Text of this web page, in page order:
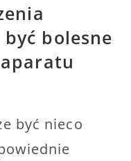
być bolesne
być nieco